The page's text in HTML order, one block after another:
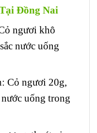
Đồng Nai
ngươi khô
nước uống
Cỏ ngươi 20g,
nước uống trong